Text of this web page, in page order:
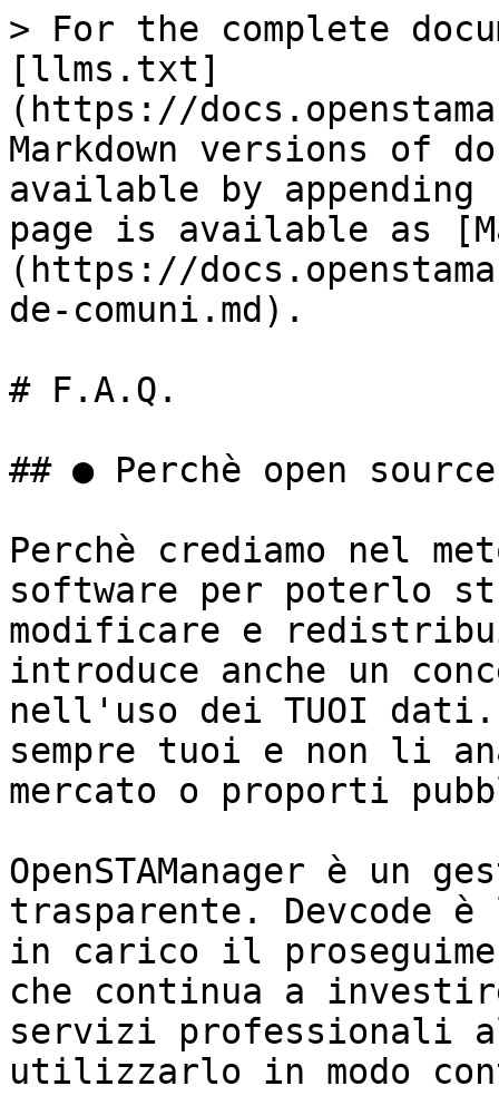
> For the complete
[llms.txt]
(https://
Markdown versions of
available by
page is available as
(https://
de-comuni.md).
# F.A.Q.
## ● Perchè open
Perchè crediamo nel
software per poterlo
modificare e
introduce anche un
nell'uso dei TUOI
sempre tuoi e non li
mercato o proporti
OpenSTAManager è un
trasparente. Devcode
in carico il
che continua a
servizi professionali
utilizzarlo in modo